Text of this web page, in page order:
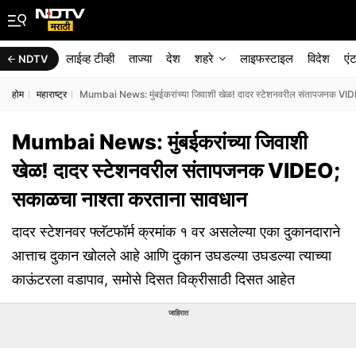
NDTV लाईव्ह टीव्ही ताज्या देश शहरे लाइफस्टाइल विदेश
होम महाराष्ट्र Mumbai News: मुंबईकरांच्या जिवाशी खेळ! दादर स्टेशनवरील संतापजनक
Mumbai News: मुंबईकरांच्या जिवाशी
खेळ! दादर स्टेशनवरील संतापजनक VIDEO;
सकाळचा नाश्ता करताना सावधान
दादर स्टेशनवर फ्लॅटफॉर्म क्रमांक १ वर असलेल्या एका दुकानदाराने
आत्ताच दुकान खोलले आहे आणि दुकान उघडल्या उघडल्या त्याच्या
काऊंटरला वडापाव, समोसे दिसत विक्रीसाठी दिसत आहेत
जाहिरात